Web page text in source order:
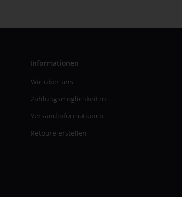
Informationen
Wir über uns
Zahlungsmöglichkeiten
Versandinformationen
Retoure erstellen